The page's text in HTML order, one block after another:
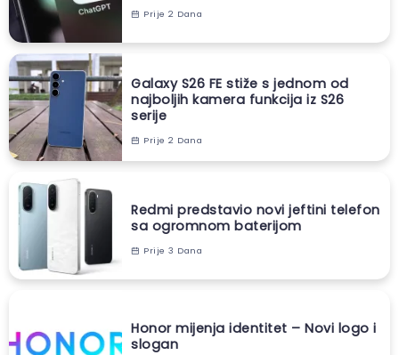
Prije 2 Dana
Galaxy S26 FE stiže s jednom od
najboljih kamera funkcija iz S26
serije
Prije 2 Dana
Redmi predstavio novi jeftini telefon
sa ogromnom baterijom
Prije 3 Dana
Honor mijenja identitet – Novi logo i
slogan